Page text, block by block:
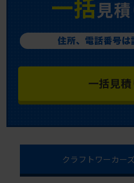
クラフトワーカー